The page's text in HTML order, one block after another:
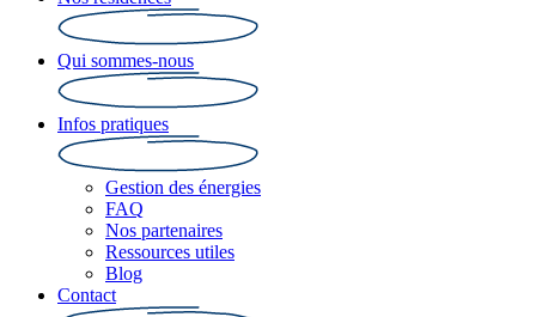
Qui sommes-nous
Infos pratiques
Gestion des énergies
FAQ
Nos partenaires
Ressources utiles
Blog
Contact